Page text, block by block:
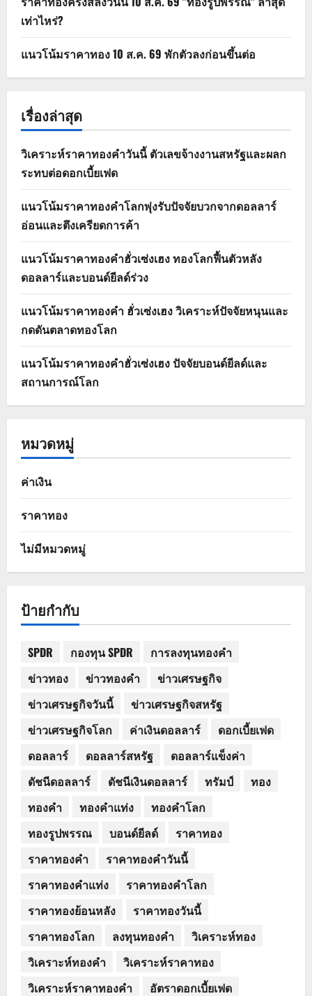
เท่าไหร่?
แนวโน้มราคาทอง 10 ส.ค. 69 พักตัวลงก่อนขึ้นต่อ
เรื่องล่าสุด
วิเคราะห์ราคาทองคำวันนี้ ตัวเลขจ้างงานสหรัฐและผลก
ระทบต่อดอกเบี้ยเฟด
แนวโน้มราคาทองคำโลกพุ่งรับปัจจัยบวกจากดอลลาร์
อ่อนและตึงเครียดการค้า
แนวโน้มราคาทองคำฮั่วเซ่งเฮง ทองโลกฟื้นตัวหลัง
ดอลลาร์และบอนด์ยีลด์ร่วง
แนวโน้มราคาทองคำ ฮั่วเซ่งเฮง วิเคราะห์ปัจจัยหนุนและ
กดดันตลาดทองโลก
แนวโน้มราคาทองคำฮั่วเซ่งเฮง ปัจจัยบอนด์ยีลด์และ
สถานการณ์โลก
หมวดหมู่
ค่าเงิน
ราคาทอง
ไม่มีหมวดหมู่
ป้ายกำกับ
SPDR กองทุน SPDR
การลงทุนทองคำ
ข่าวทอง
ข่าวทองคำ
ข่าวเศรษฐกิจ
ข่าวเศรษฐกิจวันนี้
ข่าวเศรษฐกิจสหรัฐ
ข่าวเศรษฐกิจโลก
ค่าเงินดอลลาร์
ดอกเบี้ยเฟด
ดอลลาร์
ดอลลาร์สหรัฐ
ดอลลาร์แข็งค่า
ดัชนีดอลลาร์
ดัชนีเงินดอลลาร์ ทรัมป์
ทอง
ทองคำ
ทองคำแท่ง
ทองคำโลก
ทองรูปพรรณ
บอนด์ยีลด์
ราคาทอง
ราคาทองคำ
ราคาทองคำวันนี้
ราคาทองคำแท่ง
ราคาทองคำโลก
ราคาทองย้อนหลัง
ราคาทองวันนี้
ราคาทองโลก
ลงทุนทองคำ
วิเคราะห์ทอง
วิเคราะห์ทองคำ
วิเคราะห์ราคาทอง
วิเคราะห์ราคาทองคำ
อัตราดอกเบี้ยเฟด